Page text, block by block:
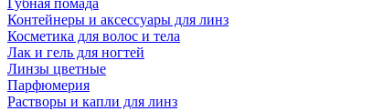
Губная помада
Контейнеры и аксессуары для линз
Косметика для волос и тела
Лак и гель для ногтей
Линзы цветные
Парфюмерия
Растворы и капли для линз